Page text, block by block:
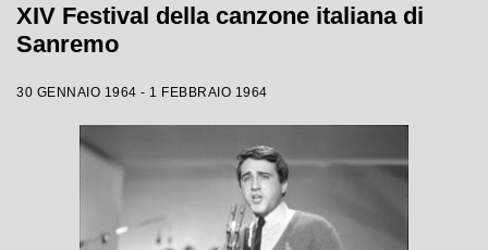
XIV Festival della canzone italiana di
Sanremo
30 GENNAIO 1964 - 1 FEBBRAIO 1964